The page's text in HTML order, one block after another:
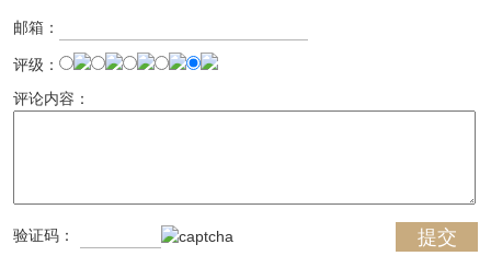
邮箱：
评级：
评论内容：
验证码：